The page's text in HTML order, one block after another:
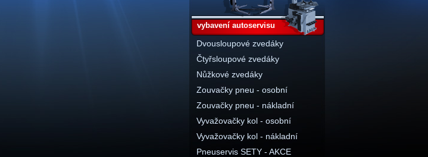
vybavení autoservisu
Dvousloupové zvedáky
Čtyřsloupové zvedáky
Nůžkové zvedáky
Zouvačky pneu - osobní
Zouvačky pneu - nákladní
Vyvažovačky kol - osobní
Vyvažovačky kol - nákladní
Pneuservis SETY - AKCE